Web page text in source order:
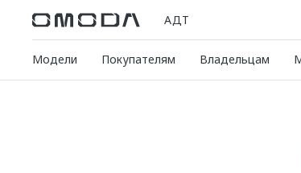
АДТ
Модели Покупателям Владельцам